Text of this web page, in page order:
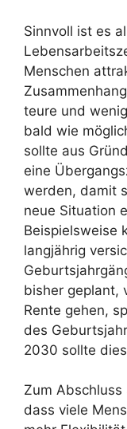
Sinnvoll ist es
Menschen
teure und
bald wie
sollte aus
eine
werden, damit
neue Situation
Beispielsweise
langjährig
bisher geplant,
Rente gehen,
des
2030 sollte
Zum
dass viele